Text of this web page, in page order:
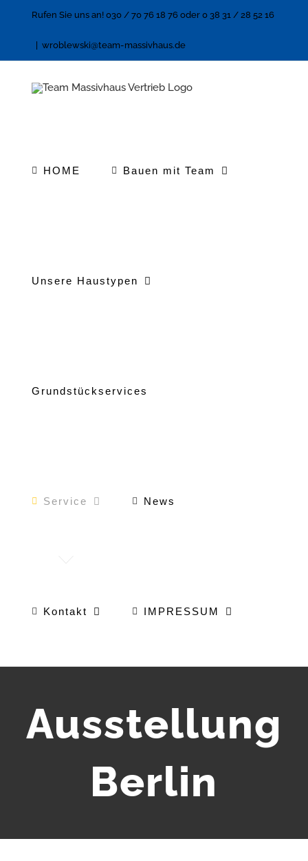
springen
Rufen Sie uns an! 030 / 70 76 18 76 oder 0 38 31 / 28 52 16
wroblewski@team-massivhaus.de
HOME Bauen mit Team
Unsere Haustypen
Grundstückservices
Service News
Kontakt IMPRESSUM
Ausstellung
Berlin